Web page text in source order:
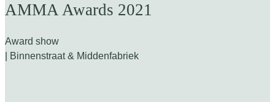
AMMA Awards 2021
Award show
| Binnenstraat & Middenfabriek